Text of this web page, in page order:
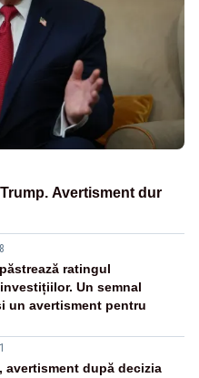
Avertisment dur
ratingul
Un semnal
un avertisment pentru
avertisment după decizia